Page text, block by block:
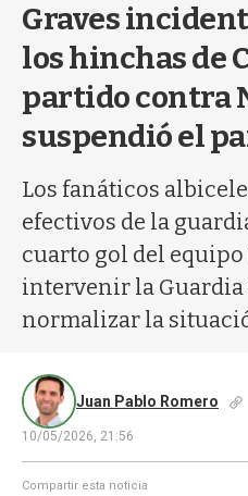
Graves
los hinchas de
partido contra
suspendió el
Los fanáticos
efectivos de la
cuarto gol del
intervenir la Guardia
normalizar la
Juan Pablo Romero
10/05/2026, 21:56
Compartir esta noticia